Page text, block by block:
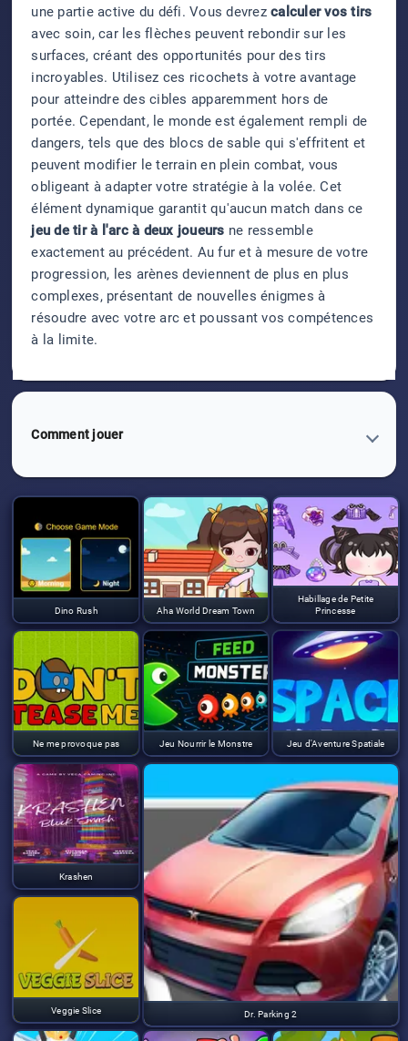
une partie active du défi. Vous devrezcalculer vos tirs
avec soin, car les flèches peuvent rebondir sur les
surfaces, créant des opportunités pour des tirs
incroyables. Utilisez ces ricochets à votre avantage
pour atteindre des cibles apparemment hors de
portée. Cependant, le monde est également rempli de
dangers, tels que des blocs de sable qui s'effritent et
peuvent modifier le terrain en plein combat, vous
obligeant à adapter votre stratégie à la volée. Cet
élément dynamique garantit qu'aucun match dans ce
jeu de tir à l'arc à deux joueurs ne ressemble
exactement au précédent. Au fur et à mesure de votre
progression, les arènes deviennent de plus en plus
complexes, présentant de nouvelles énigmes à
résoudre avec votre arc et poussant vos compétences
à la limite.
Comment jouer
Dino Rush Aha World Dream Town
Habillage de Petite
Princesse
Ne me provoque pas Jeu Nourrir le Monstre Jeu d'Aventure Spatiale
Krashen
Dr. Parking 2
Veggie Slice